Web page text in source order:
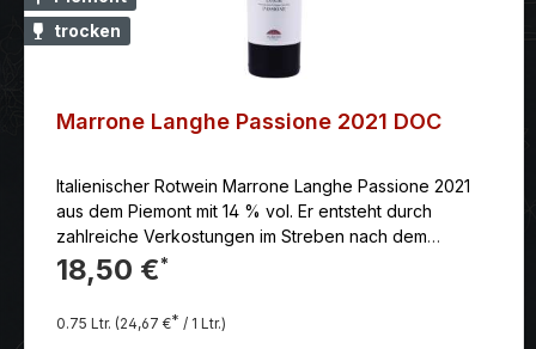
trocken
Marrone Langhe Passione 2021 DOC
Italienischer Rotwein Marrone Langhe Passione 2021
aus dem Piemont mit 14 % vol. Er entsteht durch
zahlreiche Verkostungen im Streben nach dem
perfekten Gleichgewicht zwischen der Säure und
Frische des Barbera und der Struktur, Eleganz und
Langlebigkeit des Nebbiolo.
18,50 €*
0.75 Ltr. (24,67 €* / 1 Ltr.)